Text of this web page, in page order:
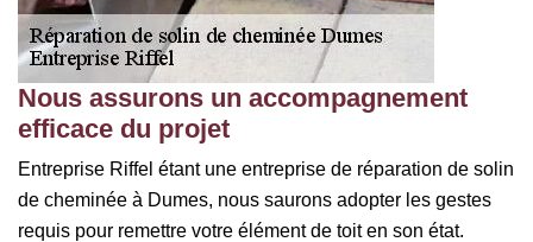
Nous assurons un accompagnement
efficace du projet
Entreprise Riffel étant une entreprise de réparation de solin
de cheminée à Dumes, nous saurons adopter les gestes
requis pour remettre votre élément de toit en son état.